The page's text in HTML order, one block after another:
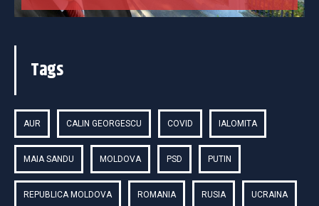
Tags
AUR CALIN GEORGESCU COVID IALOMITA
MAIA SANDU MOLDOVA PSD PUTIN
REPUBLICA MOLDOVA ROMANIA RUSIA UCRAINA